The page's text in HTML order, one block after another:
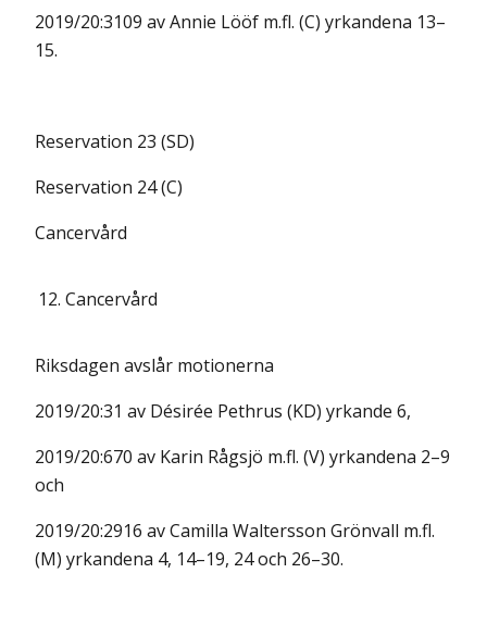
2019/20:3109 av Annie Lööf m.fl. (C) yrkandena 13–
15.
Reservation 23 (SD)
Reservation 24 (C)
Cancervård
12. Cancervård
Riksdagen avslår motionerna
2019/20:31 av Désirée Pethrus (KD) yrkande 6,
2019/20:670 av Karin Rågsjö m.fl. (V) yrkandena 2–9
och
2019/20:2916 av Camilla Waltersson Grönvall m.fl.
(M) yrkandena 4, 14–19, 24 och 26–30.